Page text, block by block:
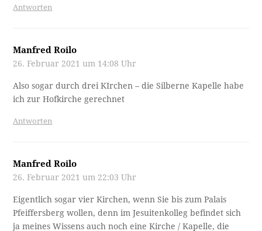
Antworten
Manfred Roilo
26. Februar 2021 um 14:08 Uhr
Also sogar durch drei KIrchen – die Silberne Kapelle habe
ich zur Hofkirche gerechnet
Antworten
Manfred Roilo
26. Februar 2021 um 22:03 Uhr
Eigentlich sogar vier Kirchen, wenn Sie bis zum Palais
Pfeiffersberg wollen, denn im Jesuitenkolleg befindet sich
ja meines Wissens auch noch eine Kirche / Kapelle, die